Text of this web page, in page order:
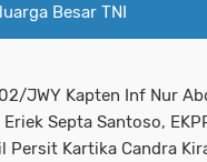
Besar TNI
JWY Kapten Inf Nur
Septa Santoso,
Persit Kartika Candra